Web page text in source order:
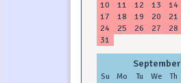
10
11 12 13 14
17
18 19 20 21
24
25 26 27 28
31
September
Su Mo Tu We Th